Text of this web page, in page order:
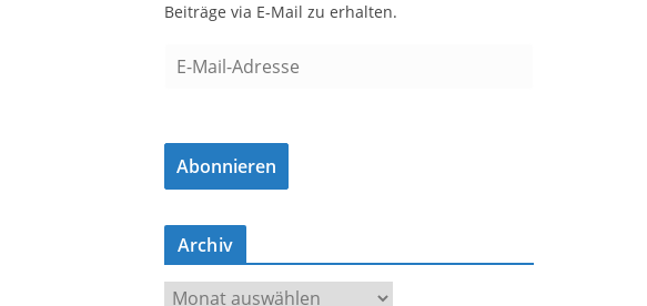
Beiträge via E-Mail zu erhalten.
a
l
-
d
Abonnieren
Archiv